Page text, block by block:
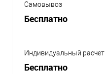
Самовывоз
Бесплатно
Индивидуальный расчет
Бесплатно